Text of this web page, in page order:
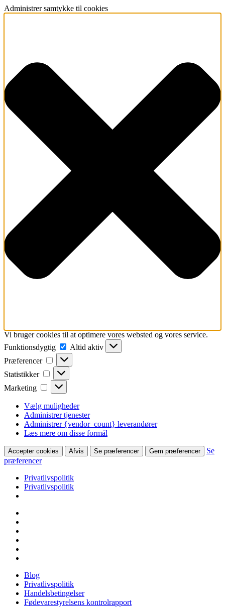
Administrer samtykke til cookies
Vi bruger cookies til at optimere vores websted og vores service.
Funktionsdygtig
Funktionsdygtig
Altid aktiv
Præferencer
Præferencer
Statistikker Statistikker
Marketing Marketing
Vælg muligheder
Administrer tjenester
Administrer {vendor_count} leverandører
Læs mere om disse formål
Accepter cookies Afvis Se præferencer Gem præferencer
Se
præferencer
Privatlivspolitik
Privatlivspolitik
Skip
main
content
Blog
Privatlivspolitik
Handelsbetingelser
Fødevarestyrelsens kontrolrapport